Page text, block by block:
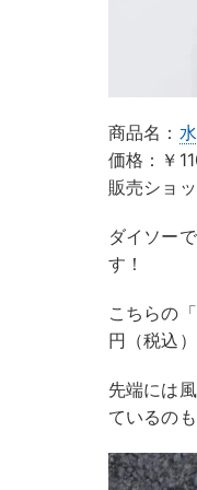
商品名：
価格：￥
販売ショッ
ダイソー
す！
こちらの
円（税込
先端には
ているの